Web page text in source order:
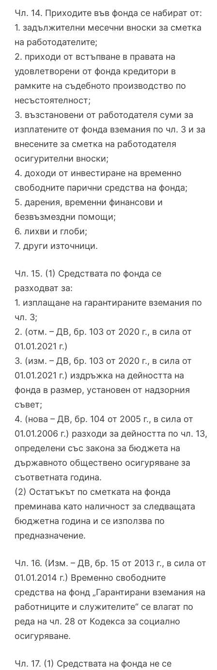
Чл. 14. Приходите във фонда се набират от:
1. задължителни месечни вноски за сметка
на работодателите;
2. приходи от встъпване в правата на
удовлетворени от фонда кредитори в
рамките на съдебното производство по
несъстоятелност;
3. възстановени от работодателя суми за
изплатените от фонда вземания по чл. 3 и за
внесените за сметка на работодателя
осигурителни вноски;
4. доходи от инвестиране на временно
свободните парични средства на фонда;
5. дарения, временни финансови и
безвъзмездни помощи;
6. лихви и глоби;
7. други източници.
Чл. 15. (1) Средствата по фонда се
разходват за:
1. изплащане на гарантираните вземания по
чл. 3;
2. (отм. – ДВ, бр. 103 от 2020 г., в сила от
01.01.2021 г.)
3. (изм. – ДВ, бр. 103 от 2020 г., в сила от
01.01.2021 г.) издръжка на дейността на
фонда в размер, установен от надзорния
съвет;
4. (нова – ДВ, бр. 104 от 2005 г., в сила от
01.01.2006 г.) разходи за дейността по чл. 13,
определени със закона за бюджета на
държавното обществено осигуряване за
съответната година.
(2) Остатъкът по сметката на фонда
преминава като наличност за следващата
бюджетна година и се използва по
предназначение.
Чл. 16. (Изм. – ДВ, бр. 15 от 2013 г., в сила от
01.01.2014 г.) Временно свободните
средства на фонд „Гарантирани вземания на
работниците и служителите“ се влагат по
реда на чл. 28 от Кодекса за социално
осигуряване.
Чл. 17. (1) Средствата на фонда не се